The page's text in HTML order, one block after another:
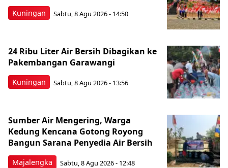
Kuningan Sabtu, 8 Agu 2026 - 14:50
Kuningan
24 Ribu Liter Air Bersih Dibagikan ke
Pakembangan Garawangi
Sabtu, 8 Agu 2026 - 13:56
Majalengka
Sumber Air Mengering, Warga
Kedung Kencana Gotong Royong
Bangun Sarana Penyedia Air Bersih
Sabtu, 8 Agu 2026 - 12:48